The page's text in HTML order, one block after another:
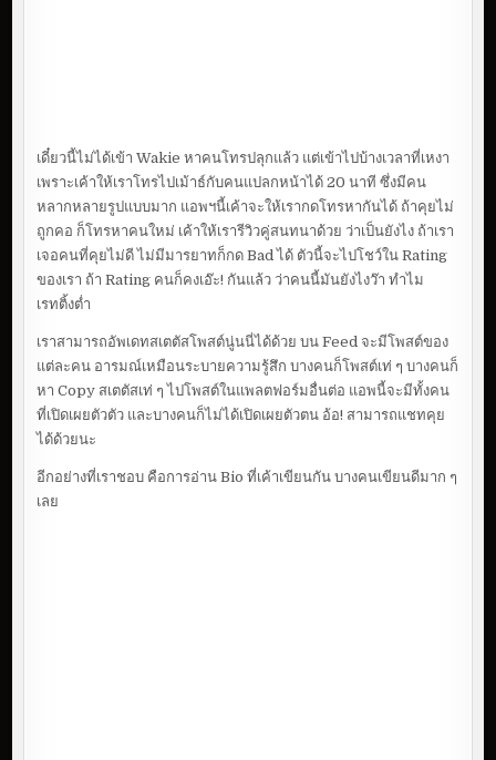
เดี๋ยวนี้ไม่ได้เข้า Wakie หาคนโทรปลุกแล้ว แต่เข้าไปบ้างเวลาที่เหงา
เพราะเค้าให้เราโทรไปเม้าธ์กับคนแปลกหน้าได้ 20 นาที ซึ่งมีคน
หลากหลายรูปแบบมาก แอพฯนี้เค้าจะให้เรากดโทรหากันได้ ถ้าคุยไม่
ถูกคอ ก็โทรหาคนใหม่ เค้าให้เรารีวิวคู่สนทนาด้วย ว่าเป็นยังไง ถ้าเรา
เจอคนที่คุยไม่ดี ไม่มีมารยาทก็กด Bad ได้ ตัวนี้จะไปโชว์ใน Rating
ของเรา ถ้า Rating คนก็คงเอ๊ะ! กันแล้ว ว่าคนนี้มันยังไงว๊า ทำไม
เรทติ้งต่ำ
เราสามารถอัพเดทสเตตัสโพสต์นู่นนี่ได้ด้วย บน Feed จะมีโพสต์ของ
แต่ละคน อารมณ์เหมือนระบายความรู้สึก บางคนก็โพสต์เท่ ๆ บางคนก็
หา Copy สเตตัสเท่ ๆ ไปโพสต์ในแพลตฟอร์มอื่นต่อ แอพนี้จะมีทั้งคน
ที่เปิดเผยตัวตัว และบางคนก็ไม่ได้เปิดเผยตัวตน อ้อ! สามารถแชทคุย
ได้ด้วยนะ
อีกอย่างที่เราชอบ คือการอ่าน Bio ที่เค้าเขียนกัน บางคนเขียนดีมาก ๆ
เลย